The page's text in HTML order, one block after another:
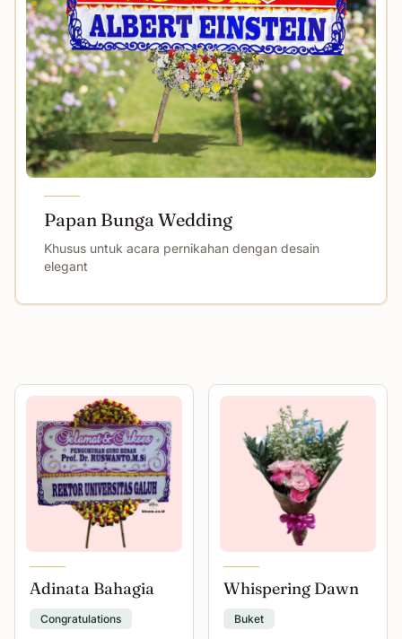
Papan Bunga Wedding
Khusus untuk acara pernikahan dengan desain
elegant
Adinata Bahagia
Congratulations
Whispering Dawn
Buket